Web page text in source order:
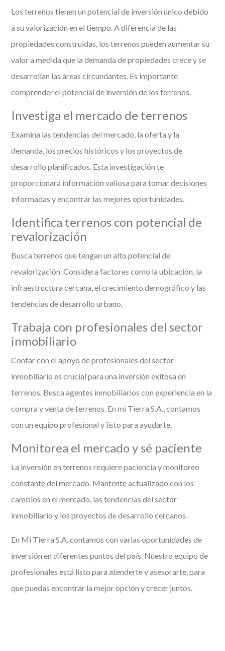
Los terrenos tienen un potencial de inversión único debido
a su valorización en el tiempo. A diferencia de las
propiedades construidas, los terrenos pueden aumentar su
valor a medida que la demanda de propiedades crece y se
desarrollan las áreas circundantes. Es importante
comprender el potencial de inversión de los terrenos.
Investiga el mercado de terrenos
Examina las tendencias del mercado, la oferta y la
demanda, los precios históricos y los proyectos de
desarrollo planificados. Esta investigación te
proporcionará información valiosa para tomar decisiones
informadas y encontrar las mejores oportunidades.
Identifica terrenos con potencial de
revalorización
Busca terrenos que tengan un alto potencial de
revalorización. Considera factores como la ubicación, la
infraestructura cercana, el crecimiento demográfico y las
tendencias de desarrollo urbano.
Trabaja con profesionales del sector
inmobiliario
Contar con el apoyo de profesionales del sector
inmobiliario es crucial para una inversión exitosa en
terrenos. Busca agentes inmobiliarios con experiencia en la
compra y venta de terrenos. En mi Tierra S.A., contamos
con un equipo profesional y listo para ayudarte.
Monitorea el mercado y sé paciente
La inversión en terrenos requiere paciencia y monitoreo
constante del mercado. Mantente actualizado con los
cambios en el mercado, las tendencias del sector
inmobiliario y los proyectos de desarrollo cercanos.
En Mi Tierra S.A. contamos con varias oportunidades de
inversión en diferentes puntos del país. Nuestro equipo de
profesionales está listo para atenderte y asesorarte, para
que puedas encontrar la mejor opción y crecer juntos.